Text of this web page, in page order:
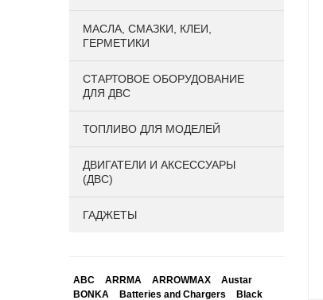
МАСЛА, СМАЗКИ, КЛЕИ,
ГЕРМЕТИКИ
СТАРТОВОЕ ОБОРУДОВАНИЕ
ДЛЯ ДВС
ТОПЛИВО ДЛЯ МОДЕЛЕЙ
ДВИГАТЕЛИ И АКСЕССУАРЫ
(ДВС)
ГАДЖЕТЫ
ABC ARRMA ARROWMAX Austar
BONKA Batteries and Chargers
Black